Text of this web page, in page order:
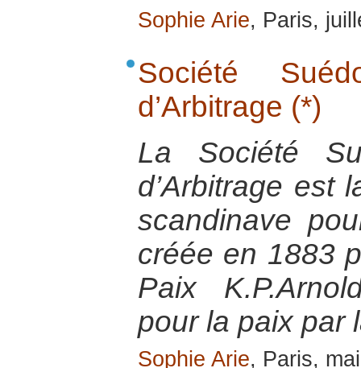
Sophie Arie, Paris,
Société
d’Arbitrage (*)
La Société
d’Arbitrage est
scandinave
créée en 1883
Paix
pour la paix par
Sophie Arie, Paris,